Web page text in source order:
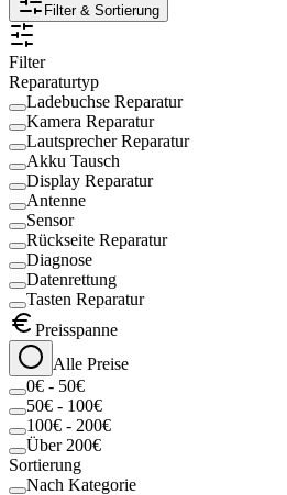
Filter & Sortierung
Filter
Reparaturtyp
Ladebuchse Reparatur
Kamera Reparatur
Lautsprecher Reparatur
Akku Tausch
Display Reparatur
Antenne
Sensor
Rückseite Reparatur
Diagnose
Datenrettung
Tasten Reparatur
Preisspanne
Alle Preise
0€ - 50€
50€ - 100€
100€ - 200€
Über 200€
Sortierung
Nach Kategorie